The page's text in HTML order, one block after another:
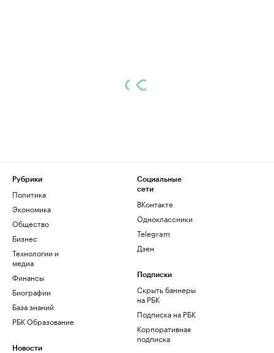
Рубрики
Политика
Экономика
Общество
Бизнес
Технологии и
медиа
Финансы
Биографии
База знаний
РБК Образование
Новости
Социальные
сети
ВКонтакте
Одноклассники
Telegram
Дзен
Подписки
Скрыть баннеры
на РБК
Подписка на РБК
Корпоративная
подписка